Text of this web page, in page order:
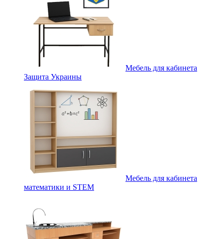
Мебель для кабинета
Защита Украины
Мебель для кабинета
математики и STEM